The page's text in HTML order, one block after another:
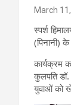
March
स्पर्श
(पिनानी)
कार्यक्रम
कुलपति
युवाओं को